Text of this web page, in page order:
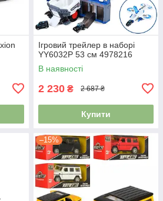
Ігровий трейлер в наборі
YY6032P 53 см 4978216
В наявності
2 230 ₴ 2 687 ₴
Купити
–15%